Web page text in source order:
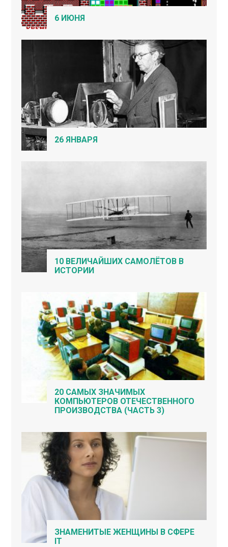
6 ИЮНЯ
26 ЯНВАРЯ
10 ВЕЛИЧАЙШИХ САМОЛЁТОВ В
ИСТОРИИ
20 САМЫХ ЗНАЧИМЫХ
КОМПЬЮТЕРОВ ОТЕЧЕСТВЕННОГО
ПРОИЗВОДСТВА (ЧАСТЬ 3)
ЗНАМЕНИТЫЕ ЖЕНЩИНЫ В СФЕРЕ
IT